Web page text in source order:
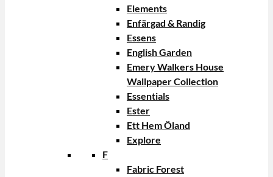
Elements
Enfärgad & Randig
Essens
English Garden
Emery Walkers House
Wallpaper Collection
Essentials
Ester
Ett Hem Öland
Explore
F
Fabric Forest